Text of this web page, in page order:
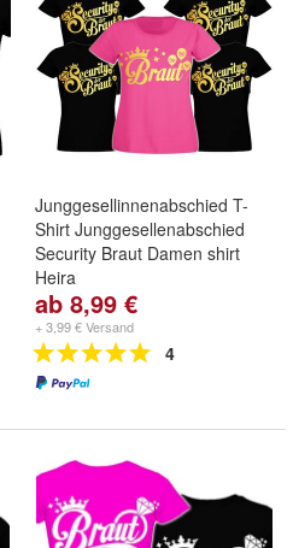
Junggesellinnenabschied T-
Shirt Junggesellenabschied
Security Braut Damen shirt
Heira
ab 8,99 €
+ 3,99 € Versand
4